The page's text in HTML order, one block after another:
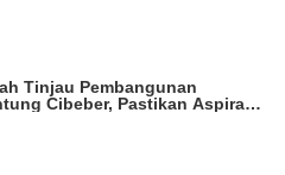
Tinjau Pembangunan
Cibeber, Pastikan Aspirasi